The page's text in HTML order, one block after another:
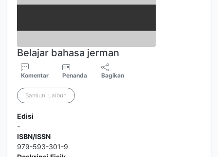
Belajar bahasa jerman
Komentar Penanda Bagikan
Samiun, Laibun
Edisi
-
ISBN/ISSN
979-593-301-9